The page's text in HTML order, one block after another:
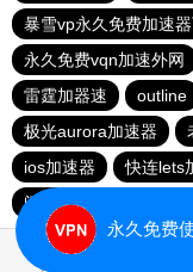
暴雪vp永久免费加速
永久免费vqn加速外网
雷霆加器速
outline
极光aurora加速器
ios加速器
快连lets
闪电猫加速器
永久免费